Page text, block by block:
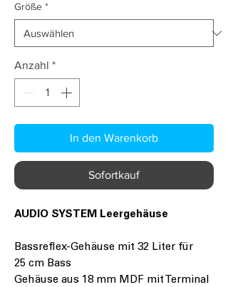
Größe *
Anzahl *
In den Warenkorb
Sofortkauf
AUDIO SYSTEM Leergehäuse
Bassreflex-Gehäuse mit 32 Liter für
25 cm Bass
Gehäuse aus 18 mm MDF mit Terminal